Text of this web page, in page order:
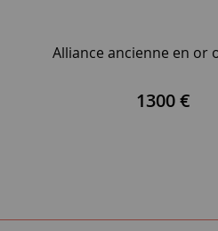
Alliance ancienne en or
1300 €